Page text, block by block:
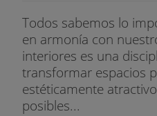
Con el objetivo de
como Escaparatista y
mundo laboral, podrás
siguientes cursos:
1. Taller de técnicas de
Todos sabemos lo
en armonía con
interiores es una
transformar espacios
estéticamente
posibles...